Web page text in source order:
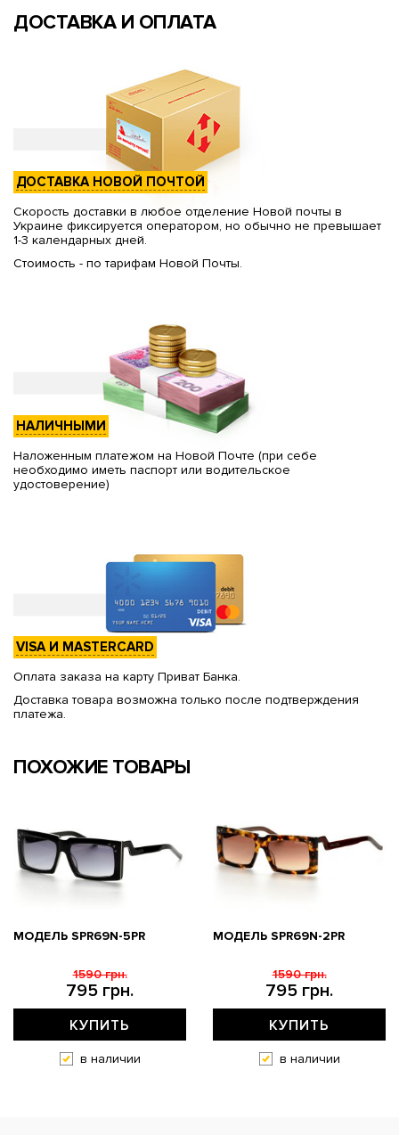
ДОСТАВКА И ОПЛАТА
ДОСТАВКА НОВОЙ ПОЧТОЙ
Скорость доставки в любое отделение Новой почты в
Украине фиксируется оператором, но обычно не превышает
1-3 календарных дней.
Стоимость - по тарифам Новой Почты.
НАЛИЧНЫМИ
Наложенным платежом на Новой Почте (при себе
необходимо иметь паспорт или водительское
удостоверение)
VISA И MASTERCARD
Оплата заказа на карту Приват Банка.
Доставка товара возможна только после подтверждения
платежа.
ПОХОЖИЕ ТОВАРЫ
МОДЕЛЬ SPR69N-5PR
795 грн.
1590 грн.
КУПИТЬ
в наличии
МОДЕЛЬ SPR69N-2PR
795 грн.
1590 грн.
КУПИТЬ
в наличии